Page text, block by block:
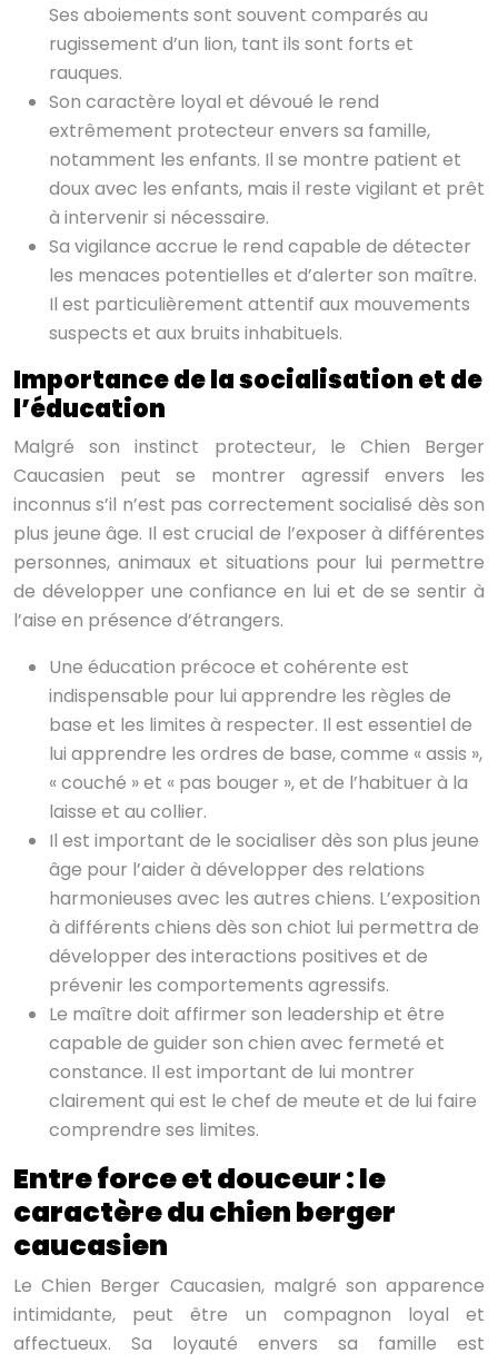
Ses aboiements sont souvent comparés au
rugissement d’un lion, tant ils sont forts et
rauques.
Son caractère loyal et dévoué le rend
extrêmement protecteur envers sa famille,
notamment les enfants. Il se montre patient et
doux avec les enfants, mais il reste vigilant et prêt
à intervenir si nécessaire.
Sa vigilance accrue le rend capable de détecter
les menaces potentielles et d’alerter son maître.
Il est particulièrement attentif aux mouvements
suspects et aux bruits inhabituels.
Importance de la socialisation et de
l’éducation
Malgré son instinct protecteur, le Chien Berger
Caucasien peut se montrer agressif envers les
inconnus s’il n’est pas correctement socialisé dès son
plus jeune âge. Il est crucial de l’exposer à différentes
personnes, animaux et situations pour lui permettre
de développer une confiance en lui et de se sentir à
l’aise en présence d’étrangers.
Une éducation précoce et cohérente est
indispensable pour lui apprendre les règles de
base et les limites à respecter. Il est essentiel de
lui apprendre les ordres de base, comme « assis »,
« couché » et « pas bouger », et de l’habituer à la
laisse et au collier.
Il est important de le socialiser dès son plus jeune
âge pour l’aider à développer des relations
harmonieuses avec les autres chiens. L’exposition
à différents chiens dès son chiot lui permettra de
développer des interactions positives et de
prévenir les comportements agressifs.
Le maître doit affirmer son leadership et être
capable de guider son chien avec fermeté et
constance. Il est important de lui montrer
clairement qui est le chef de meute et de lui faire
comprendre ses limites.
Entre force et douceur : le
caractère du chien berger
caucasien
Le Chien Berger Caucasien, malgré son apparence
intimidante, peut être un compagnon loyal et
affectueux. Sa loyauté envers sa famille est